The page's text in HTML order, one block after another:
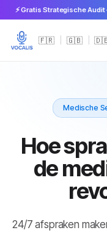
⚡ Gratis Strategische
🇫🇷 🇬🇧
Medische
Hoe
de
24/7 afspraken